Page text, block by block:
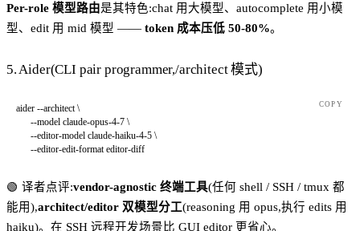
Per-role 模型路由是其特色:chat 用大模型、autocomplete 用小模
型、edit 用 mid 模型 —— token 成本压低 50-80%。
5. Aider(CLI pair programmer,/architect 模式)
aider --architect \
      --model
claude-opus-4-7 \
      --editor-model
claude-haiku-4-5 \
      --editor-edit-format
editor-diff
COPY
🟢 译者点评:vendor-agnostic 终端工具(任何 shell / SSH / tmux 都
能用),architect/editor 双模型分工(reasoning 用 opus,执行 edits 用
haiku)。在 SSH 远程开发场景比 GUI editor 更省心。